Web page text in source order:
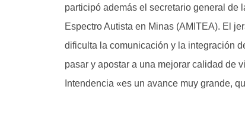
participó además el secretario general de
Espectro Autista en Minas (AMITEA). El
dificulta la comunicación y la integración
pasar y apostar a una mejorar calidad de
Intendencia «es un avance muy grande,